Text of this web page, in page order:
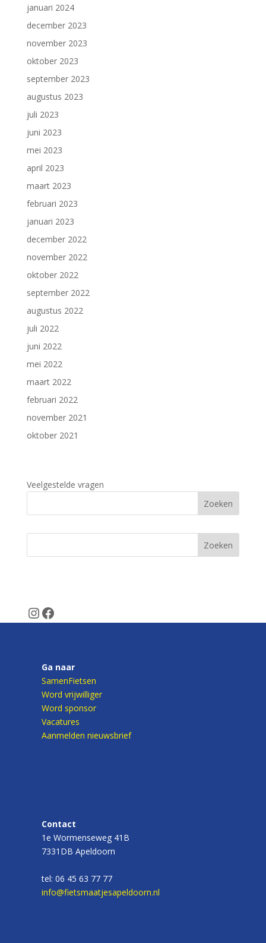
januari 2024
december 2023
november 2023
oktober 2023
september 2023
augustus 2023
juli 2023
juni 2023
mei 2023
april 2023
maart 2023
februari 2023
januari 2023
december 2022
november 2022
oktober 2022
september 2022
augustus 2022
juli 2022
juni 2022
mei 2022
maart 2022
februari 2022
november 2021
oktober 2021
Veelgestelde vragen
Zoeken
Instagram
Facebook
Ga naar
SamenFietsen
Word vrijwilliger
Word sponsor
Vacatures
Aanmelden nieuwsbrief
Contact
1e Wormenseweg 41B
7331DB Apeldoorn
tel: 06 45 63 77 77
info@fietsmaatjesapeldoorn.nl